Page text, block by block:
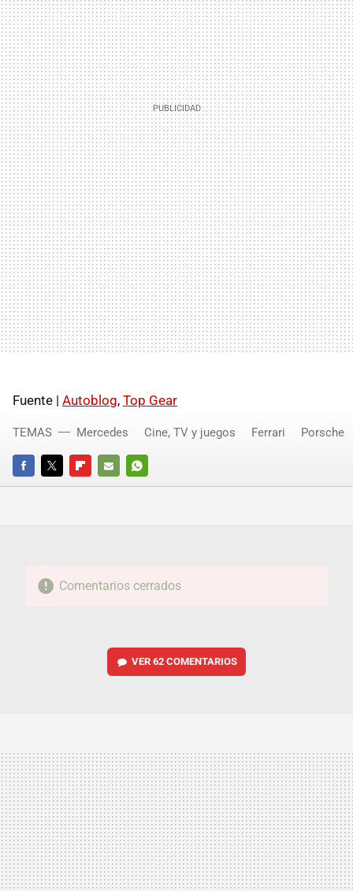
Fuente | Autoblog, Top Gear
FACEBOOKTWITTERFLIPBOARD
E-
WHATSAPP
TEMAS Mercedes Cine, TV y juegos Ferrari Porsche
Comentarios cerrados
VER 62 COMENTARIOS